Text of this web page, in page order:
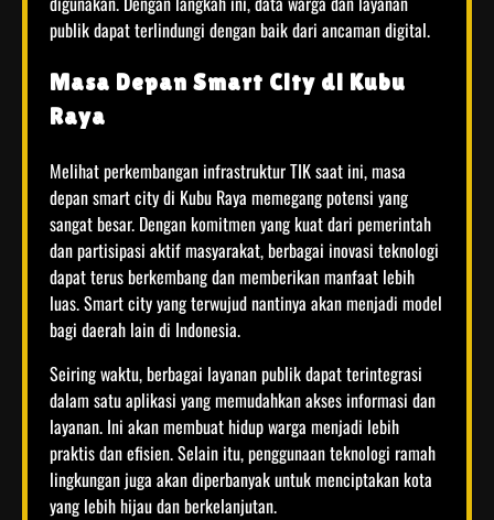
publik dapat terlindungi dengan baik dari ancaman digital.
Masa Depan Smart City di Kubu
Raya
Melihat perkembangan infrastruktur TIK saat ini, masa
depan smart city di Kubu Raya memegang potensi yang
sangat besar. Dengan komitmen yang kuat dari pemerintah
dan partisipasi aktif masyarakat, berbagai inovasi teknologi
dapat terus berkembang dan memberikan manfaat lebih
luas. Smart city yang terwujud nantinya akan menjadi model
bagi daerah lain di Indonesia.
Seiring waktu, berbagai layanan publik dapat terintegrasi
dalam satu aplikasi yang memudahkan akses informasi dan
layanan. Ini akan membuat hidup warga menjadi lebih
praktis dan efisien. Selain itu, penggunaan teknologi ramah
lingkungan juga akan diperbanyak untuk menciptakan kota
yang lebih hijau dan berkelanjutan.